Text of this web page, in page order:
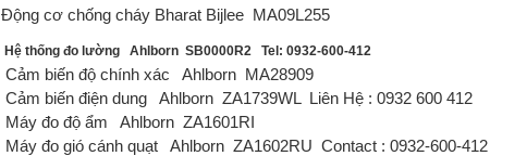
Động cơ chống cháy Bharat Bijlee MA09L255
Hệ thống đo lường Ahlborn SB0000R2 Tel: 0932-600-412
Cảm biến độ chính xác Ahlborn MA28909
Cảm biến điện dung
Ahlborn ZA1739WL Liên Hệ : 0932 600 412
Máy đo độ ẩm
Ahlborn ZA1601RI
Máy đo gió cánh quạt
Ahlborn ZA1602RU Contact : 0932-600-412